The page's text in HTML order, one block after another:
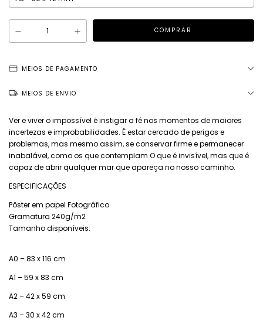
MEIOS DE PAGAMENTO
MEIOS DE ENVIO
Ver e viver o impossível é instigar a fé nos momentos de maiores
incertezas e improbabilidades. É estar cercado de perigos e
problemas, mas mesmo assim, se conservar firme e permanecer
inabalável, como os que contemplam O que é invisível, mas que é
capaz de abrir qualquer mar que apareça no nosso caminho.
ESPECIFICAÇÕES
Pôster em papel Fotográfico
Gramatura 240g/m2
Tamanho disponíveis:
A0 – 83 x 116 cm
A1 – 59 x 83 cm
A2 – 42 x 59 cm
A3 – 30 x 42 cm